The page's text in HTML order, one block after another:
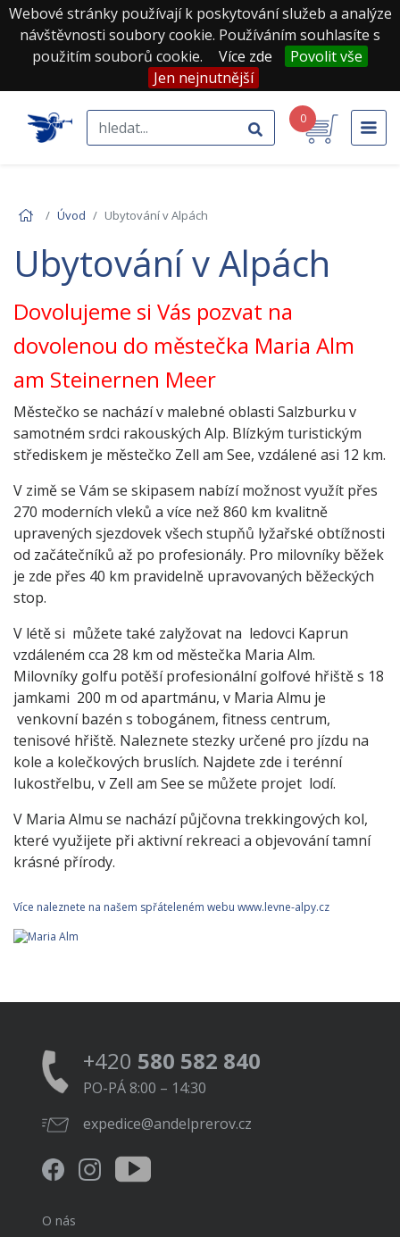
Webové stránky používají k poskytování služeb a analýze
návštěvnosti soubory cookie. Používáním souhlasíte s
použitím souborů cookie.
Více zde
Povolit vše
Jen nejnutnější
0
Úvod Ubytování v Alpách
Ubytování v Alpách
Dovolujeme si Vás pozvat na
dovolenou do městečka Maria Alm
am Steinernen Meer
Městečko se nachází v malebné oblasti Salzburku v
samotném srdci rakouských Alp. Blízkým turistickým
střediskem je městečko Zell am See, vzdálené asi 12 km.
V zimě se Vám se skipasem nabízí možnost využít přes
270 moderních vleků a více než 860 km kvalitně
upravených sjezdovek všech stupňů lyžařské obtížnosti
od začátečníků až po profesionály. Pro milovníky běžek
je zde přes 40 km pravidelně upravovaných běžeckých
stop.
V létě si můžete také zalyžovat na ledovci Kaprun
vzdáleném cca 28 km od městečka Maria Alm.
Milovníky golfu potěší profesionální golfové hřiště s 18
jamkami 200 m od apartmánu, v Maria Almu je
venkovní bazén s tobogánem, fitness centrum,
tenisové hřiště. Naleznete stezky určené pro jízdu na
kole a kolečkových bruslích. Najdete zde i terénní
lukostřelbu, v Zell am See se můžete projet lodí.
V Maria Almu se nachází půjčovna trekkingových kol,
které využijete při aktivní rekreaci a objevování tamní
krásné přírody.
Více naleznete na našem spřáteleném webu www.levne-alpy.cz
+420 580 582 840
PO-PÁ 8:00 – 14:30
expedice@andelprerov.cz
O nás